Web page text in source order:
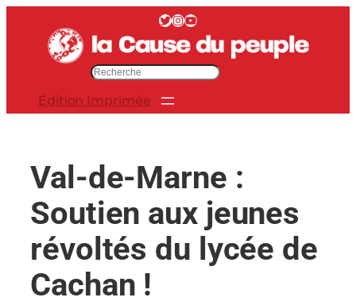
contenu
Twitter InstagramYouTube
c
e
Édition Imprimée
Val-de-Marne :
Soutien aux jeunes
révoltés du lycée de
Cachan !